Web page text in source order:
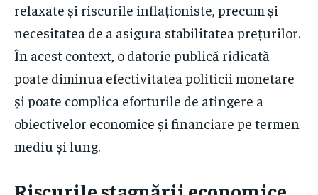
relaxate și riscurile inflaționiste, precum și
necesitatea de a asigura stabilitatea prețurilor.
În acest context, o datorie publică ridicată
poate diminua efectivitatea politicii monetare
și poate complica eforturile de atingere a
obiectivelor economice și financiare pe termen
mediu și lung.